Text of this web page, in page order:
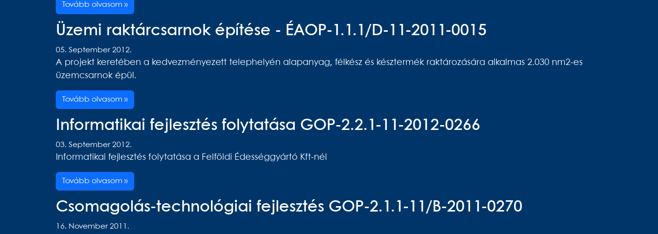
Tovább olvasom »
Üzemi raktárcsarnok építése - ÉAOP-1.1.1/D-11-2011-0015
05. September 2012.
A projekt keretében a kedvezményezett telephelyén alapanyag, félkész és késztermék raktározására alkalmas 2.030 nm2-es
üzemcsarnok épül.
Tovább olvasom »
Informatikai fejlesztés folytatása GOP-2.2.1-11-2012-0266
03. September 2012.
Informatikai fejlesztés folytatása a Felföldi Édességgyártó Kft-nél
Tovább olvasom »
Csomagolás-technológiai fejlesztés GOP-2.1.1-11/B-2011-0270
16. November 2011.